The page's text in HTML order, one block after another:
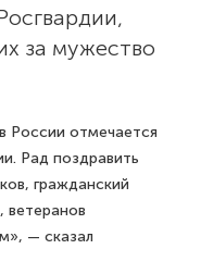
за мужество
России отмечается
Рад поздравить
гражданский
ветеранов
— сказал